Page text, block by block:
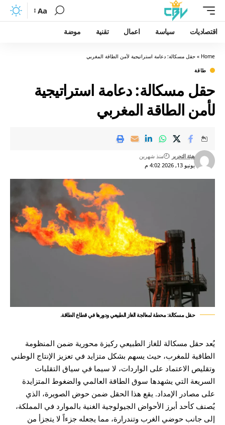
Aa
اقتصاديات سياسة اعمال تقنية موضة
Home
» حقل مسكالة: دعامة استراتيجية لأمن الطاقة المغربي
طاقة
حقل مسكالة: دعامة استراتيجية
لأمن الطاقة المغربي
يونيو 13, 2026 4:02 م
هيئة التحرير منذ شهرين
حقل مسكالة: محطة لمعالجة الغاز الطبيعي ودورها في قطاع الطاقة.
يُعد حقل مسكالة للغاز الطبيعي ركيزة محورية ضمن المنظومة
الطاقية للمغرب، حيث يسهم بشكل متزايد في تعزيز الإنتاج الوطني
وتقليص الاعتماد على الواردات، لا سيما في سياق التقلبات
السريعة التي يشهدها سوق الطاقة العالمي والضغوط المتزايدة
على مصادر الإمداد. يقع هذا الحقل ضمن حوض الصويرة، الذي
يُصنف كأحد أبرز الأحواض الجيولوجية الغنية بالموارد في المملكة،
إلى جانب حوضي الغرب وتندرارة، مما يجعله جزءاً لا يتجزأ من